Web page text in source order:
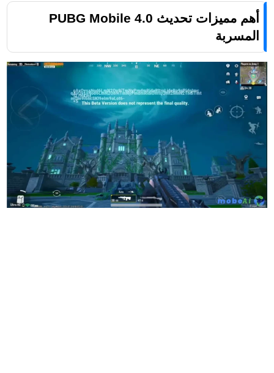
أهم مميزات تحديث PUBG Mobile 4.0
المسربة